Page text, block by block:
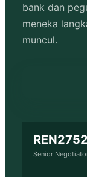
bank dan
meneka
muncul.
Senior